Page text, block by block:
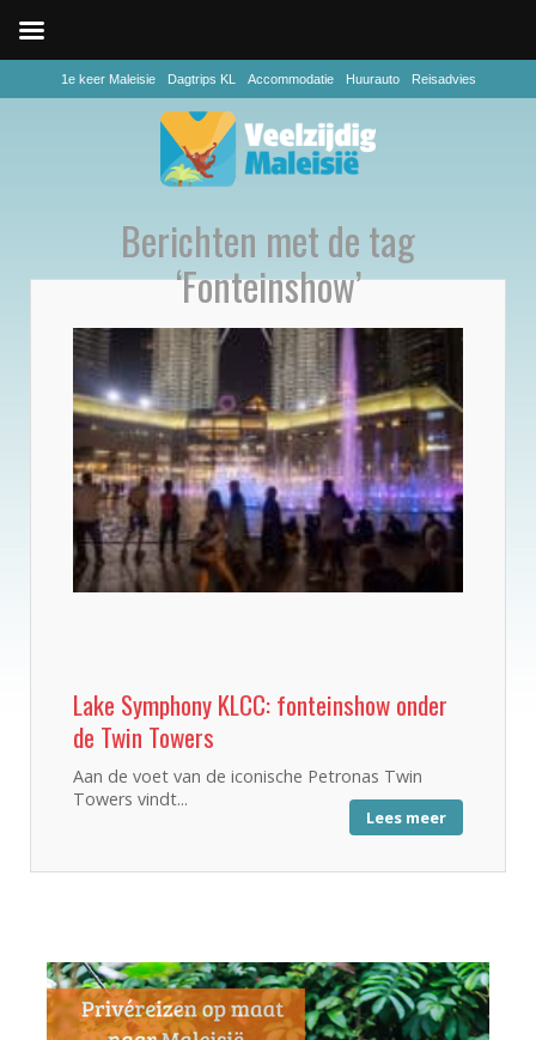
1e keer Maleisie Dagtrips KL Accommodatie Huurauto Reisadvies
Berichten met de tag
‘Fonteinshow’
Lake Symphony KLCC: fonteinshow onder
de Twin Towers
Aan de voet van de iconische Petronas Twin
Towers vindt...
Lees meer